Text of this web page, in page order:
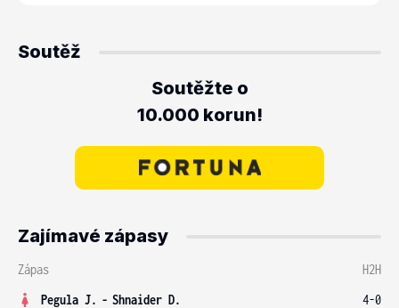
Soutěž
Soutěžte o
10.000 korun!
Zajímavé zápasy
Zápas
H2H
Pegula J. - Shnaider D.
4-0